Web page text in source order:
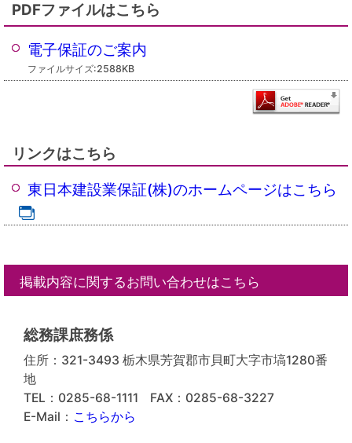
PDFファイルはこちら
電子保証のご案内
ファイルサイズ:2588KB
リンクはこちら
東日本建設業保証(株)のホームページはこちら
掲載内容に関するお問い合わせはこちら
総務課庶務係
住所：321-3493 栃木県芳賀郡市貝町大字市塙1280番
地
TEL：0285-68-1111
FAX：0285-68-3227
E-Mail： こちらから